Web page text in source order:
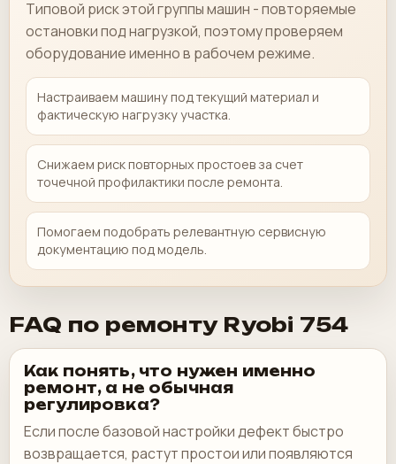
Типовой риск этой группы машин - повторяемые
остановки под нагрузкой, поэтому проверяем
оборудование именно в рабочем режиме.
Настраиваем машину под текущий материал и
фактическую нагрузку участка.
Снижаем риск повторных простоев за счет
точечной профилактики после ремонта.
Помогаем подобрать релевантную сервисную
документацию под модель.
FAQ по ремонту Ryobi 754
Как понять, что нужен именно
ремонт, а не обычная
регулировка?
Если после базовой настройки дефект быстро
возвращается, растут простои или появляются